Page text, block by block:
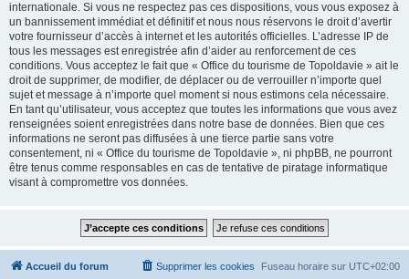
internationale. Si vous ne respectez pas ces dispositions, vous vous exposez à
un bannissement immédiat et définitif et nous nous réservons le droit d’avertir
votre fournisseur d’accès à internet et les autorités officielles. L’adresse IP de
tous les messages est enregistrée afin d’aider au renforcement de ces
conditions. Vous acceptez le fait que « Office du tourisme de Topoldavie » ait le
droit de supprimer, de modifier, de déplacer ou de verrouiller n’importe quel
sujet et message à n’importe quel moment si nous estimons cela nécessaire.
En tant qu’utilisateur, vous acceptez que toutes les informations que vous avez
renseignées soient enregistrées dans notre base de données. Bien que ces
informations ne seront pas diffusées à une tierce partie sans votre
consentement, ni « Office du tourisme de Topoldavie », ni phpBB, ne pourront
être tenus comme responsables en cas de tentative de piratage informatique
visant à compromettre vos données.
Accueil du forum Fuseau horaire sur UTC+02:00
Supprimer les cookies